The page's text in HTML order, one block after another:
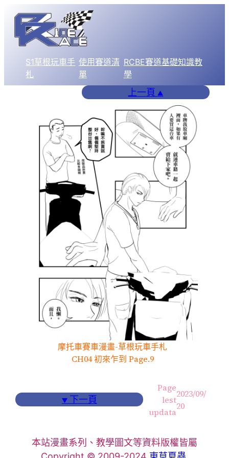
S1草根玩車手
札
使用賽道清
單
RCBE賽道基礎知識教
學
上一頁▲
摩托車賽車漫畫-草根玩車手札
CH04 初來乍到 Page.9
▼下一頁
Page
lest
updata
2023/09/
20
本站漫畫系列、教學圖文等資料版權皆屬